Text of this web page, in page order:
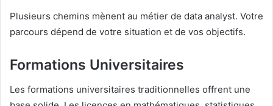
Plusieurs chemins mènent au métier de data analyst. Votre
parcours dépend de votre situation et de vos objectifs.
Formations Universitaires
Les formations universitaires traditionnelles offrent une